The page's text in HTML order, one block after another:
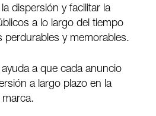
dispersión y facilitar la
a lo largo del tiempo
perdurables y memorables.
a que cada anuncio
a largo plazo en la
marca.